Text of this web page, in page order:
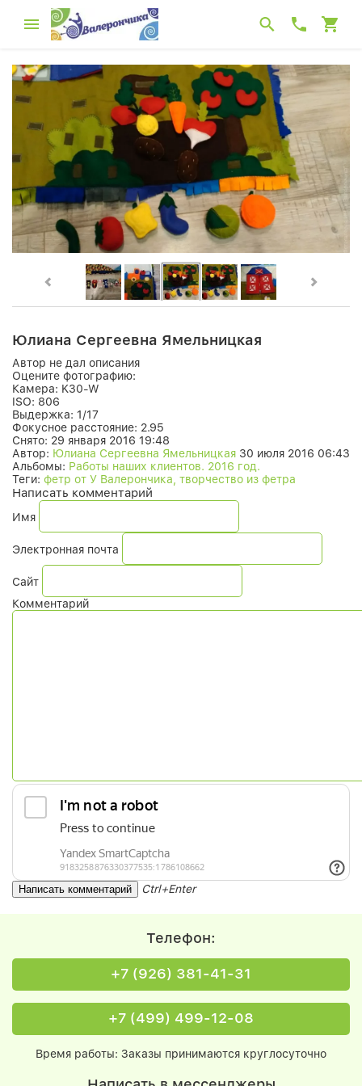
Юлиана Сергеевна Ямельницкая
Автор не дал описания
Оцените фотографию:
Камера: K30-W
ISO: 806
Выдержка: 1/17
Фокусное расстояние: 2.95
Снято: 29 января 2016 19:48
Автор: Юлиана Сергеевна Ямельницкая 30 июля 2016 06:43
Альбомы: Работы наших клиентов. 2016 год.
Теги: фетр от У Валерончика, творчество из фетра
Написать комментарий
Имя
Электронная почта
Сайт
Комментарий
Ctrl+Enter
Телефон:
+7 (926) 381-41-31
+7 (499) 499-12-08
Время работы: Заказы принимаются круглосуточно